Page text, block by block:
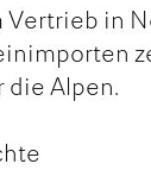
Vertrieb in
die Alpen.